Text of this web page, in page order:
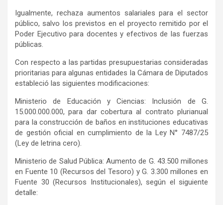
Igualmente, rechaza aumentos salariales para el sector
público, salvo los previstos en el proyecto remitido por el
Poder Ejecutivo para docentes y efectivos de las fuerzas
públicas.
Con respecto a las partidas presupuestarias consideradas
prioritarias para algunas entidades la Cámara de Diputados
estableció las siguientes modificaciones:
Ministerio de Educación y Ciencias: Inclusión de G.
15.000.000.000, para dar cobertura al contrato plurianual
para la construcción de baños en instituciones educativas
de gestión oficial en cumplimiento de la Ley N° 7487/25
(Ley de letrina cero).
Ministerio de Salud Pública: Aumento de G. 43.500 millones
en Fuente 10 (Recursos del Tesoro) y G. 3.300 millones en
Fuente 30 (Recursos Institucionales), según el siguiente
detalle: